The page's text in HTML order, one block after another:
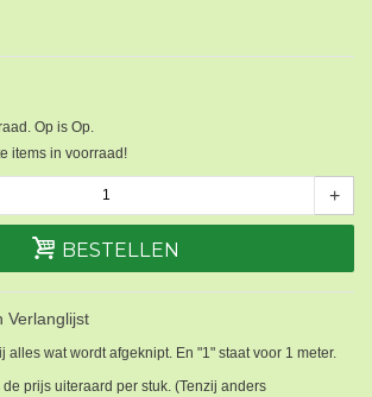
Op is Op.
items in voorraad!
+
BESTELLEN
Verlanglijst
alles wat wordt afgeknipt. En "1" staat voor 1 meter.
prijs uiteraard per stuk. (Tenzij anders